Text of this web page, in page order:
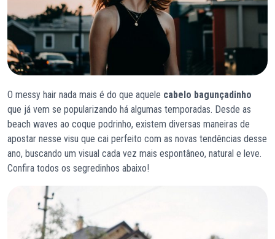
O messy hair nada mais é do que aquele cabelo bagunçadinho
que já vem se popularizando há algumas temporadas. Desde as
beach waves ao coque podrinho, existem diversas maneiras de
apostar nesse visu que cai perfeito com as novas tendências desse
ano, buscando um visual cada vez mais espontâneo, natural e leve.
Confira todos os segredinhos abaixo!